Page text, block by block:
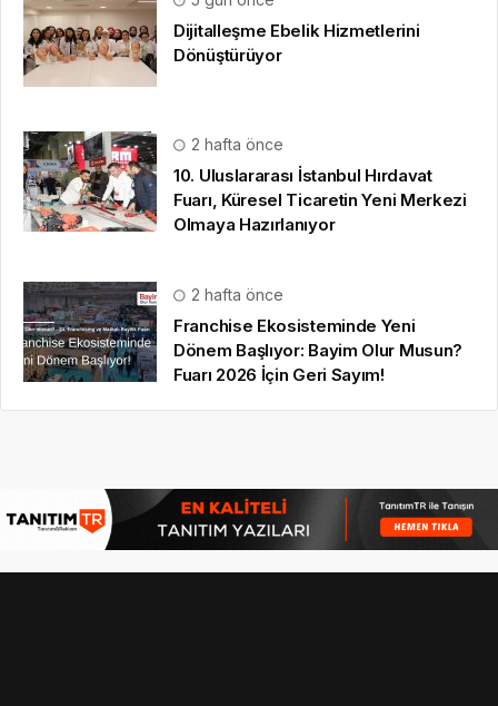
Dijitalleşme Ebelik Hizmetlerini
Dönüştürüyor
2 hafta önce
10. Uluslararası İstanbul Hırdavat
Fuarı, Küresel Ticaretin Yeni Merkezi
Olmaya Hazırlanıyor
2 hafta önce
Franchise Ekosisteminde Yeni
Dönem Başlıyor: Bayim Olur Musun?
Fuarı 2026 İçin Geri Sayım!